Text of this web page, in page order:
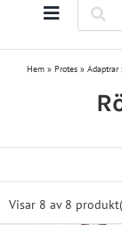
Hem » Protes » Adaptrar
Visar 8 av 8